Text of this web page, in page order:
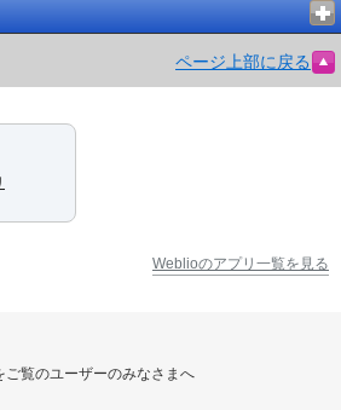
ページ上部に戻る
Weblioのアプリ一覧を見る
ご覧のユーザーのみなさまへ